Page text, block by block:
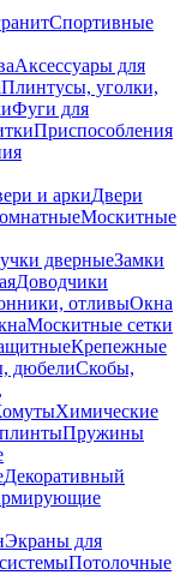
Спортивные
Аксессуары для
Плинтусы, уголки,
Фуги для
Приспособления
и аркиДвери
Москитные
дверныеЗамки
Доводчики
отливыОкна
Москитные сетки
Крепежные
дюбелиСкобы,
Химические
Пружины
Декоративный
Экраны для
Потолочные